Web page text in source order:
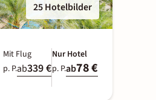
25 Hotelbilder
Mit Flug
p. P.ab339 €
Nur Hotel
p. P.ab78 €